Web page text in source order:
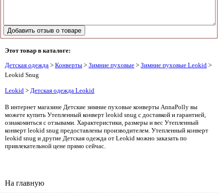
Этот товар в каталоге:
Детская одежда > Конверты > Зимние пуховые > Зимние пуховые Leokid >
Leokid Snug
Leokid > Детская одежда Leokid
В интернет магазине Детские зимние пуховые конверты AnnaPolly вы
можете купить Утепленный конверт leokid snug с доставкой и гарантией,
ознакомиться с отзывами. Характеристики, размеры и вес Утепленный
конверт leokid snug предоставлены производителем. Утепленный конверт
leokid snug и другие Детская одежда от Leokid можно заказать по
привлекательной цене прямо сейчас.
На главную